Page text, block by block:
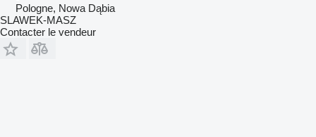
Pologne, Nowa Dąbia
SLAWEK-MASZ
Contacter le vendeur